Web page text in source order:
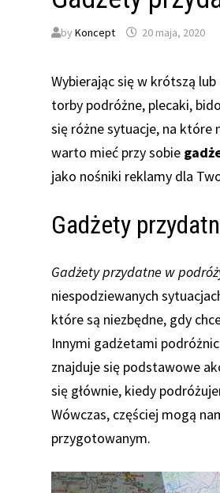
byKoncept 20 maja, 2020
Wybierając się w krótszą
torby podróżne, plecaki,
się różne sytuacje, na które
warto mieć przy sobie
jako nośniki reklamy dla
Gadżety
Gadżety przydatne w
niespodziewanych
które są niezbędne, gdy
Innymi gadżetami
znajduje się podstawowe
się głównie, kiedy
Wówczas, częściej mogą
przygotowanym.